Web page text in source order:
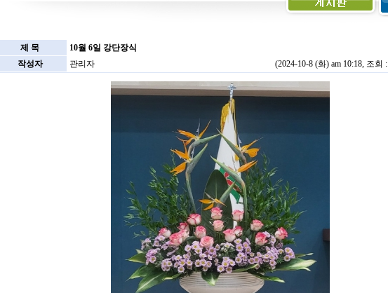
제 목
10월 6일 강단장식
작성자
관리자 (2024-10-8 (화) am 10:18, 조회 :